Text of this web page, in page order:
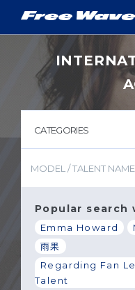
CATEGORIES
Popular search
Emma Howard
雨果
Regarding Fan
Talent